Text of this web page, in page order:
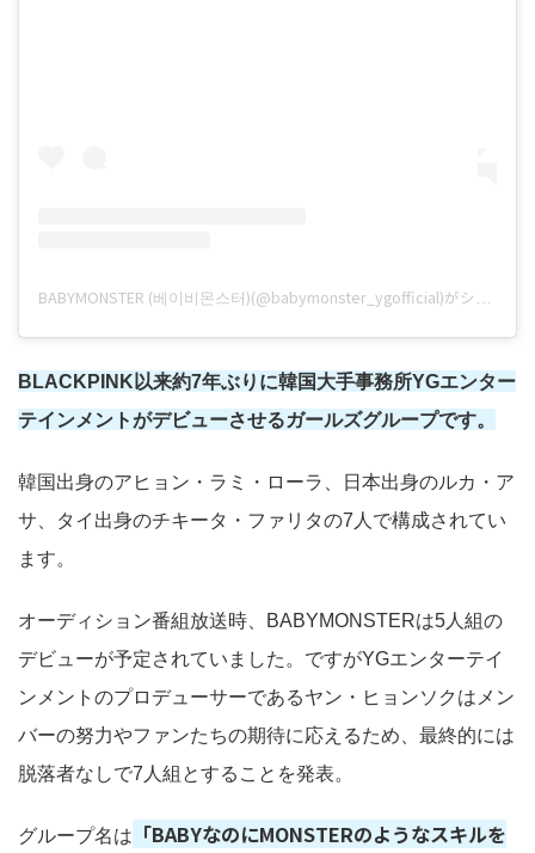
BLACKPINK以来約7年ぶりに韓国大手事務所YGエンター
テインメントがデビューさせるガールズグループです。
韓国出身のアヒョン・ラミ・ローラ、日本出身のルカ・ア
サ、タイ出身のチキータ・ファリタの7人で構成されてい
ます。
オーディション番組放送時、BABYMONSTERは5人組の
デビューが予定されていました。ですがYGエンターテイ
ンメントのプロデューサーであるヤン・ヒョンソクはメン
バーの努力やファンたちの期待に応えるため、最終的には
脱落者なしで7人組とすることを発表。
グループ名は
「BABYなのにMONSTERのようなスキルを